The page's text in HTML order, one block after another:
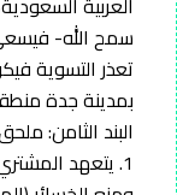
سمح الله-
تعذر التسوية
بمدينة جدة
البند الثامن:
1. يتعهد